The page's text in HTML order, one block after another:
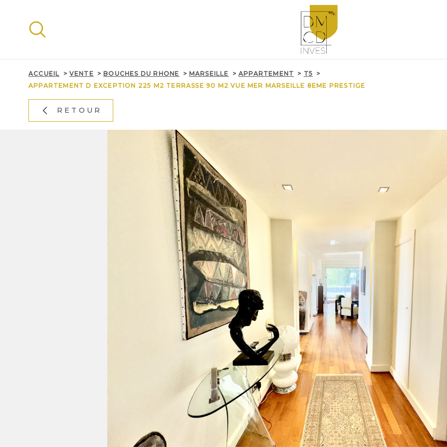
contenu
ACCUEIL VENTE BOUCHES DU RHONE MARSEILLE APPARTEMENT
T5
APPARTEMENT D EXCEPTION 225 M2 TERRASSE 90 M2 VUE MER MARSEILLE 8EME PRESTIGE
RETOUR